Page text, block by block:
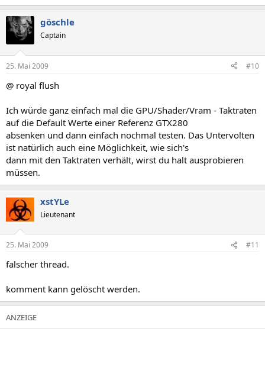
göschle
Captain
25. Mai 2009 #10
@ royal flush
Ich würde ganz einfach mal die GPU/Shader/Vram - Taktraten
auf die Default Werte einer Referenz GTX280
absenken und dann einfach nochmal testen. Das Untervolten
ist natürlich auch eine Möglichkeit, wie sich's
dann mit den Taktraten verhält, wirst du halt ausprobieren
müssen.
xstYLe
Lieutenant
25. Mai 2009 #11
falscher thread.
komment kann gelöscht werden.